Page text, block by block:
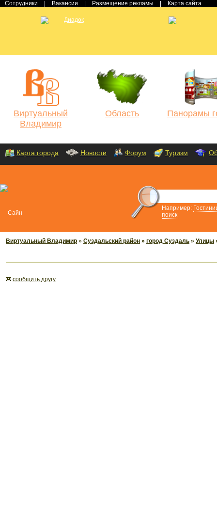
Сотрудники Вакансии Размещение рекламы Карта сайта
Виртуальный
Владимир
Область Панорамы
Карта города Новости Форум Туризм
Например:
поиск
Виртуальный Владимир » Суздальский район » город Суздаль » Улицы
cообщить другу